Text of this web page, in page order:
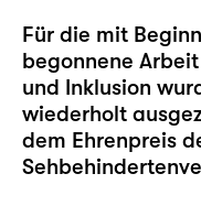
Für die mit
begonnene
und Inklusion
wiederholt
dem Ehrenpreis